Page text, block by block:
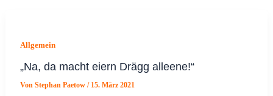
Allgemein
„Na, da macht eiern Drägg alleene!“
VonStephan Paetow/ 15. März 2021